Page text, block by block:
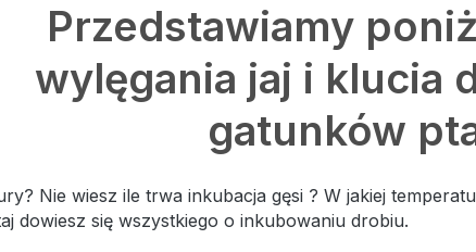
Przedstawiamy
wylęgania jaj i klucia
gatunków
Nie wiesz ile trwa inkubacja gęsi ? W jakiej
dowiesz się wszystkiego o inkubowaniu drobiu.